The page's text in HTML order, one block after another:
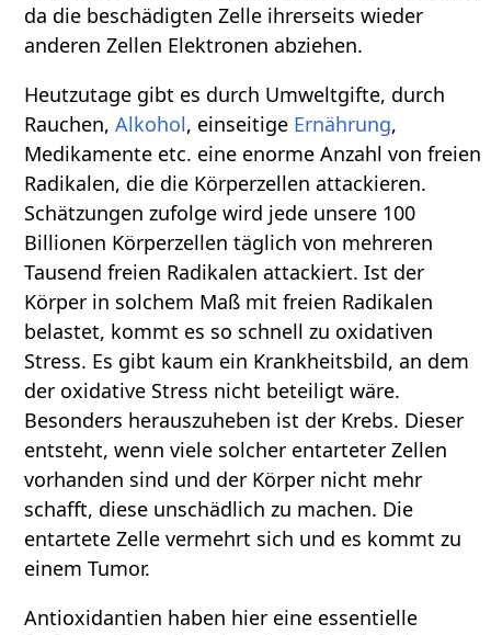
da die beschädigten Zelle ihrerseits wieder
anderen Zellen Elektronen abziehen.
Heutzutage gibt es durch Umweltgifte, durch
Rauchen,Alkohol, einseitige Ernährung,
Medikamente etc. eine enorme Anzahl von freien
Radikalen, die die Körperzellen attackieren.
Schätzungen zufolge wird jede unsere 100
Billionen Körperzellen täglich von mehreren
Tausend freien Radikalen attackiert. Ist der
Körper in solchem Maß mit freien Radikalen
belastet, kommt es so schnell zu oxidativen
Stress. Es gibt kaum ein Krankheitsbild, an dem
der oxidative Stress nicht beteiligt wäre.
Besonders herauszuheben ist der Krebs. Dieser
entsteht, wenn viele solcher entarteter Zellen
vorhanden sind und der Körper nicht mehr
schafft, diese unschädlich zu machen. Die
entartete Zelle vermehrt sich und es kommt zu
einem Tumor.
Antioxidantien haben hier eine essentielle